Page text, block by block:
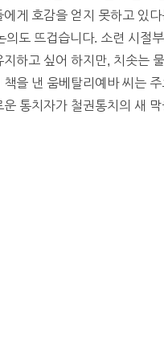
게 호감을 얻지 못하고 있
도 뜨겁습니다. 소련 시절
하고 싶어 하지만, 치솟는
을 낸 움베탈리예바 씨는
통치자가 철권통치의 새